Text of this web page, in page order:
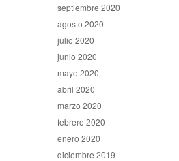
septiembre 2020
agosto 2020
julio 2020
junio 2020
mayo 2020
abril 2020
marzo 2020
febrero 2020
enero 2020
diciembre 2019